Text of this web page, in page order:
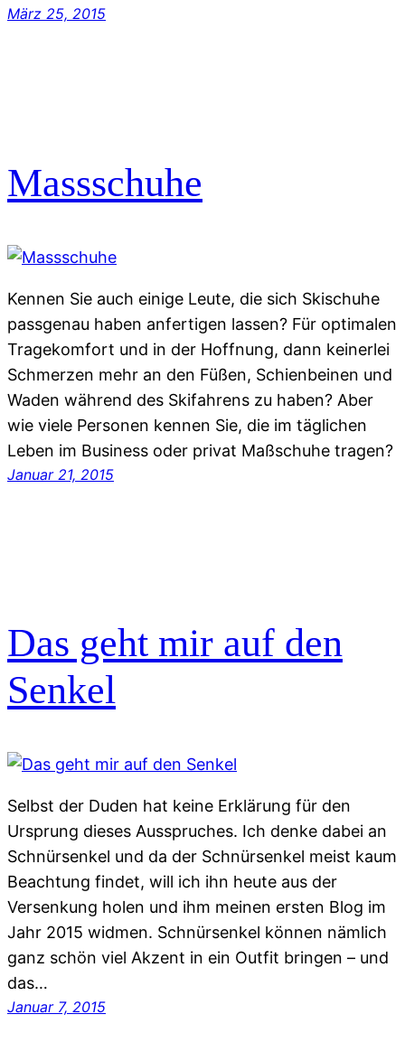
März 25, 2015
Massschuhe
Kennen Sie auch einige Leute, die sich Skischuhe
passgenau haben anfertigen lassen? Für optimalen
Tragekomfort und in der Hoffnung, dann keinerlei
Schmerzen mehr an den Füßen, Schienbeinen und
Waden während des Skifahrens zu haben? Aber
wie viele Personen kennen Sie, die im täglichen
Leben im Business oder privat Maßschuhe tragen?
Januar 21, 2015
Das geht mir auf den
Senkel
Selbst der Duden hat keine Erklärung für den
Ursprung dieses Ausspruches. Ich denke dabei an
Schnürsenkel und da der Schnürsenkel meist kaum
Beachtung findet, will ich ihn heute aus der
Versenkung holen und ihm meinen ersten Blog im
Jahr 2015 widmen. Schnürsenkel können nämlich
ganz schön viel Akzent in ein Outfit bringen – und
das…
Januar 7, 2015